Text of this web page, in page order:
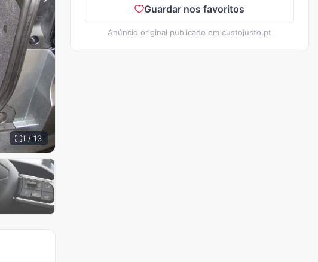
1 / 13
Guardar nos favoritos
Anúncio original publicado em custojusto.pt